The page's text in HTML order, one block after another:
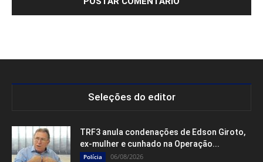
Seleções do editor
TRF3 anula condenações de Edson Giroto,
ex-mulher e cunhado na Operação...
Polícia 06/08/2026